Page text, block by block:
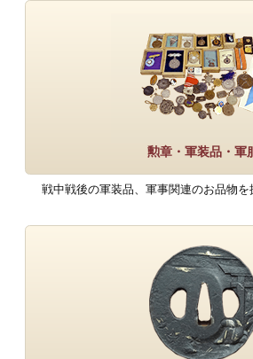
勲章・軍装品・軍
戦中戦後の軍装品、軍事関連のお品物を